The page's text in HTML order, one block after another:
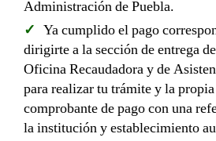
Administración de Puebla.
Ya cumplido el pago
dirigirte a la sección de entrega
Oficina Recaudadora y de
para realizar tu trámite y la
comprobante de pago con una
la institución y establecimiento